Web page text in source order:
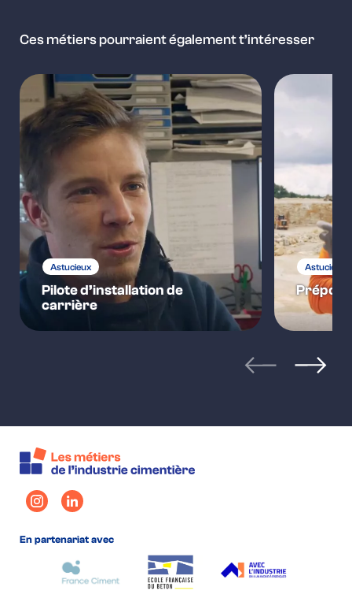
Ces métiers pourraient également t’intéresser
Astucieux
Pilote d’installation de
carrière
Astucieux
En partenariat avec